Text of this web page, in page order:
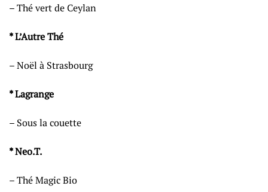
– Thé vert de Ceylan
* L’Autre Thé
– Noël à Strasbourg
* Lagrange
– Sous la couette
* Neo.T.
– Thé Magic Bio